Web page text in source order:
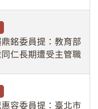
並長期收受建商餽
全，圖利默許建商
銘委員提：教育部
仁長期遭受主管職
職業安全衛生法」
容委員提：臺北市